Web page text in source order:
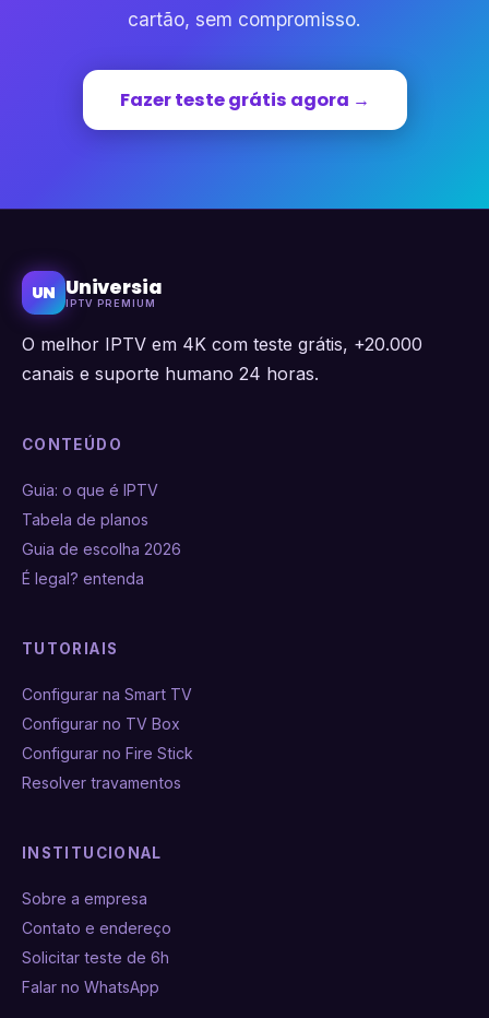
cartão, sem compromisso.
Fazer teste grátis agora →
UN Universia
IPTV PREMIUM
O melhor IPTV em 4K com teste grátis, +20.000
canais e suporte humano 24 horas.
CONTEÚDO
Guia: o que é IPTV
Tabela de planos
Guia de escolha 2026
É legal? entenda
TUTORIAIS
Configurar na Smart TV
Configurar no TV Box
Configurar no Fire Stick
Resolver travamentos
INSTITUCIONAL
Sobre a empresa
Contato e endereço
Solicitar teste de 6h
Falar no WhatsApp